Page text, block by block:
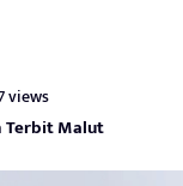
views
Terbit Malut